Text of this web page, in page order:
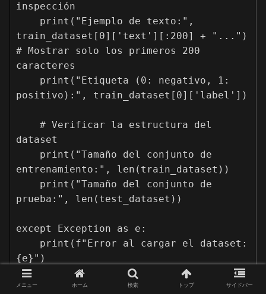
inspección
train_dataset[0]['text'][:200] + "...")
# Mostrar solo los primeros 200
caracteres
positivo):", train_dataset[0]['label'])
dataset
entrenamiento:", len(train_dataset))
prueba:", len(test_dataset))
except Exception as e:
{e}")
    print("Asegúrate de tener conexión
a Internet y la biblioteca 'datasets'
メニュー ホーム 検索 トップ サイドバー